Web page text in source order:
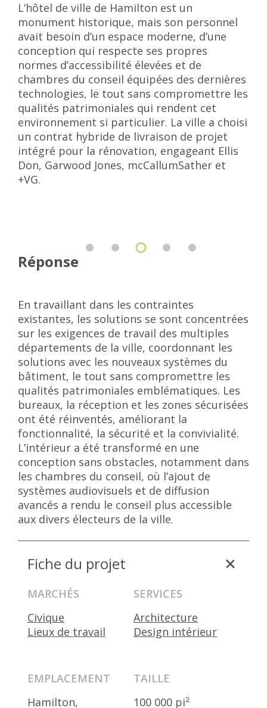
L’hôtel de ville de Hamilton est un
monument historique, mais son personnel
avait besoin d’un espace moderne, d’une
conception qui respecte ses propres
normes d’accessibilité élevées et de
chambres du conseil équipées des dernières
technologies, le tout sans compromettre les
qualités patrimoniales qui rendent cet
environnement si particulier. La ville a choisi
un contrat hybride de livraison de projet
intégré pour la rénovation, engageant Ellis
Don, Garwood Jones, mcCallumSather et
+VG.
Réponse
En travaillant dans les contraintes
existantes, les solutions se sont concentrées
sur les exigences de travail des multiples
départements de la ville, coordonnant les
solutions avec les nouveaux systèmes du
bâtiment, le tout sans compromettre les
qualités patrimoniales emblématiques. Les
bureaux, la réception et les zones sécurisées
ont été réinventés, améliorant la
fonctionnalité, la sécurité et la convivialité.
L’intérieur a été transformé en une
conception sans obstacles, notamment dans
les chambres du conseil, où l’ajout de
systèmes audiovisuels et de diffusion
avancés a rendu le conseil plus accessible
aux divers électeurs de la ville.
Fiche du projet
MARCHÉS
Civique
Lieux de travail
SERVICES
Architecture
Design intérieur
EMPLACEMENT
Hamilton,
TAILLE
100 000 pi²